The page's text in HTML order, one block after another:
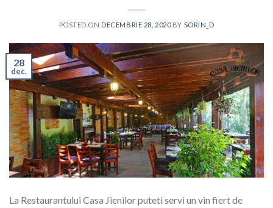
POSTED ON DECEMBRIE 28, 2020BY SORIN_D
28
dec.
La Restaurantului Casa Jienilor puteti servi un vin fiert de